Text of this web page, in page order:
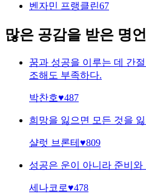
벤자민 프랭클린67
많은 공감을 받은 명언
꿈과 성공을 이루는 데 간
조해도 부족하다.
박찬호♥487
희망을 잃으면 모든 것을
샬럿 브론테 ♥809
성공은 운이 아니라 준비
세나코로♥478